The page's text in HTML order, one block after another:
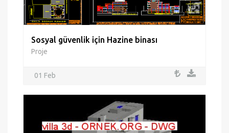
Sosyal güvenlik için Hazine binası
Proje
01 Feb